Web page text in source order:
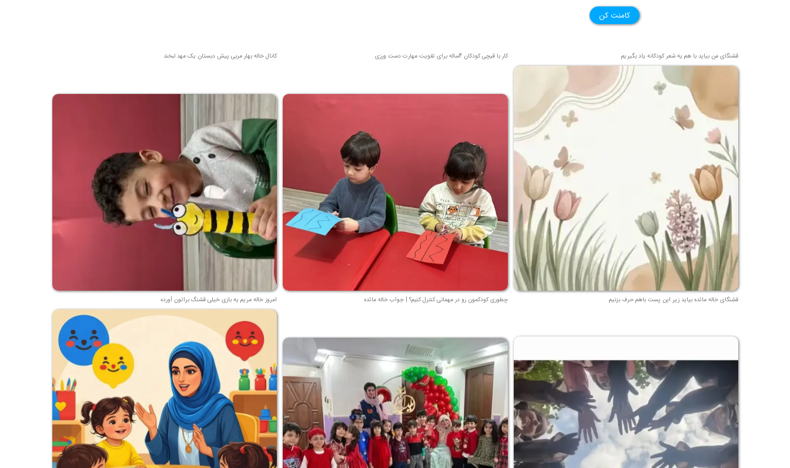
کامنت کن
قشنگای من بيايد با هم یه شعر کودکانه ياد بگیریم کار با قیچی کودکان 4ساله برای تقویت مهارت دست ورزی کانال خاله بهار مربی پیش دبستان یک مهد لبخند
قشنگای خاله مائده بیاید زیر این پست باهم حرف بزنیم چطوری کودکمون رو در مهمانی کنترل کنیم؟ | جواب خاله مائده امروز خاله مریم یه بازی خیلی قشنگ براتون آورده